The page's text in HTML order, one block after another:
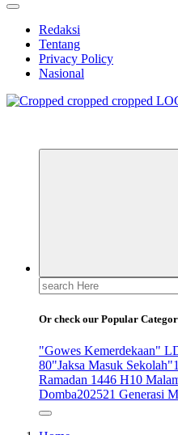
Redaksi
Tentang
Privacy Policy
Nasional
Search
for:
Or check our Popular
"Gowes Kemerdekaan"
80"Jaksa Masuk Sekolah"
Ramadan 1446 H10
Domba202521 Generasi